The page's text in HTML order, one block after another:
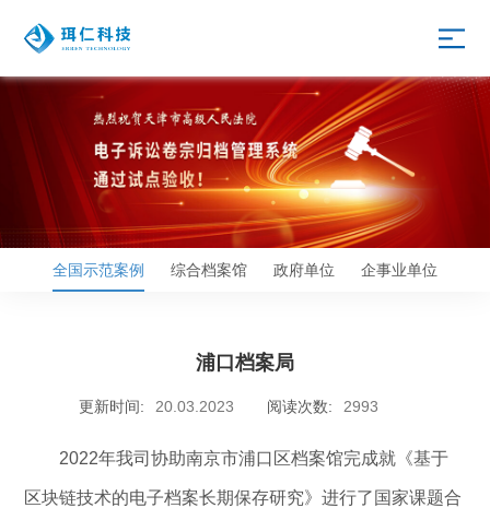
全国示范案例 综合档案馆 政府单位 企事业单位
浦口档案局
更新时间: 20.03.2023 阅读次数: 2993
2022年我司协助南京市浦口区档案馆完成就《基于
区块链技术的电子档案长期保存研究》进行了国家课题合